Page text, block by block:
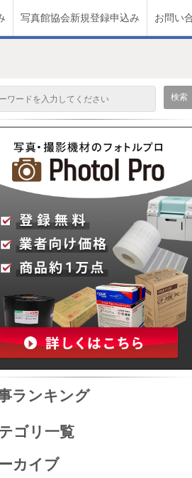
写真館協会新規登録申込み お問い
ランキング
ゴリ一覧
カイブ